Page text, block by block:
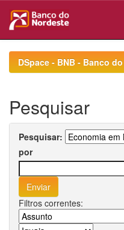
navigationDSpace - BNB - Banco
Pesquisar
Pesquisar:
por
Filtros correntes: